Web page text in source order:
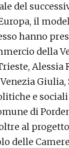
del
il
hanno
della
Alessia
Giulia,
e
di
al
delle